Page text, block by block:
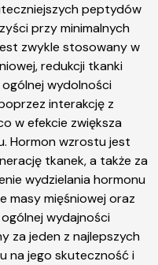
peptydów
przy minimalnych
zwykle stosowany w
redukcji tkanki
wydolności
interakcję z
w efekcie zwiększa
Hormon wzrostu jest
tkanek, a także za
wydzielania hormonu
masy mięśniowej oraz
wydajności
za jeden z najlepszych
na jego skuteczność i